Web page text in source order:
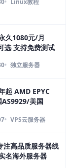
久1080元/月
选 支持免费测试
独立服务器
起 AMD EPYC
美国
VPS云服务器
注高品质服务器线
名海外服务器